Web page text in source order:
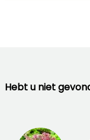
Hebt u niet